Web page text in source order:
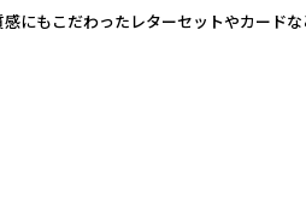
感にもこだわったレターセットやカード